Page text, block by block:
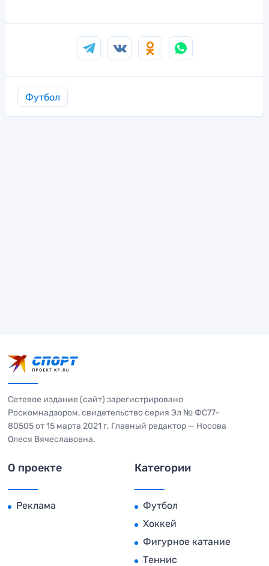
Футбол
Сетевое издание (сайт) зарегистрировано
Роскомнадзором, свидетельство серия Эл № ФС77-
80505 от 15 марта 2021 г. Главный редактор — Носова
Олеся Вячеславовна.
О проекте
Реклама
Категории
Футбол
Хоккей
Фигурное катание
Теннис